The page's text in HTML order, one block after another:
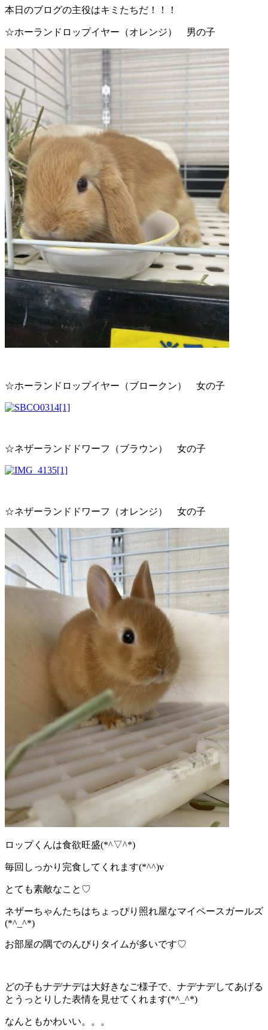
本日のブログの主役はキミたちだ！！！
☆ホーランドロップイヤー（オレンジ） 男の子
☆ホーランドロップイヤー（ブロークン） 女の子
☆ネザーランドドワーフ（ブラウン） 女の子
☆ネザーランドドワーフ（オレンジ） 女の子
ロップくんは食欲旺盛(*^▽^*)
毎回しっかり完食してくれます(*^^)v
とても素敵なこと♡
ネザーちゃんたちはちょっぴり照れ屋なマイペースガールズ
(*^_^*)
お部屋の隅でのんびりタイムが多いです♡
どの子もナデナデは大好きなご様子で、ナデナデしてあげる
とうっとりした表情を見せてくれます(*^_^*)
なんともかわいい。。。